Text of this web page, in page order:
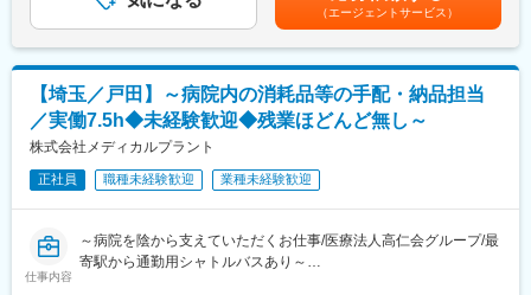
報を発信し続け、獣医学の発展、獣医学術の振興に寄与するよう
心がけてきました。
◇また当法人は現状に満足する事なく、獣医学への更なる貢献を
目指すために公益申請を行い、開設10年目という節目の年である
2014年（平成26年）5月27日内閣府より公益財団法人の認定書の
交付を受け、6月2日に晴れて公益財団法人日本小動物医療センタ
ーが誕生しました。
◇公益事業として日本小動物がんセンターにおける臨床研究、人
材育成を主軸に展開することによって獣医学術の振興を担う使命
変更の範囲：会社の定める業務
なって医療・介護の切れ目のない対応の必要性や、一方では患者
様の医療・介護に対する期待も多様化しています。
病院運営は正に転換期に直面しています。
いかに合理的に、多様化する医療ニーズに応えていくか、これが
今後の病院運営にとって最大のテーマと考えます。
当社は、給食や事務関連業務の請負、薬剤・医療機器・日用品の
販売・リースから、建物の設備管理業務まで、幅広い業務を通し
て、病院がきめの細かいニーズに即応できるよう、支援活動をす
ることを使命としています。
（エージェントサービス）
【埼玉／戸田】～病院内の消耗品等の手配・納品担当
／実働7.5h◆未経験歓迎◆残業ほどんど無し～
株式会社メディカルプラント
正社員 職種未経験歓迎 業種未経験歓迎
仕事内容
～病院を陰から支えていただくお仕事/医療法人高仁会グループ/最
寄駅から通勤用シャトルバスあり～